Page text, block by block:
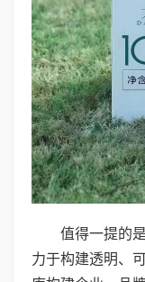
值得一提的
力于构建透明、